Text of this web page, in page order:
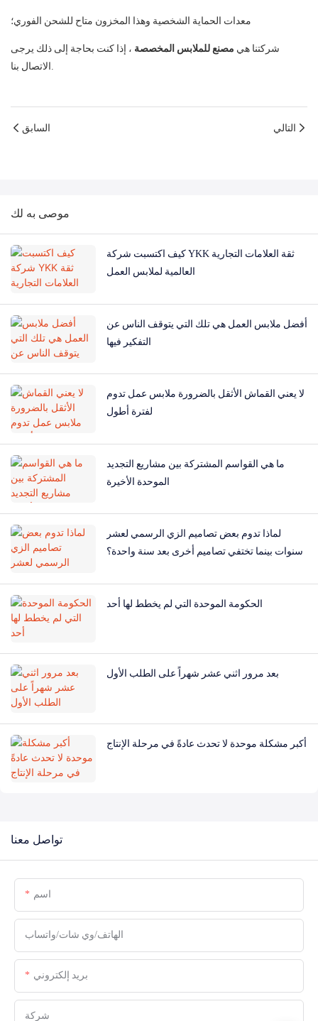
معدات الحماية الشخصية وهذا المخزون متاح للشحن الفوري؛
شركتنا هي مصنع للملابس المخصصة ، إذا كنت بحاجة إلى ذلك يرجى
الاتصال بنا.
السابق التالي
موصى به لك
كيف اكتسبت شركة YKK ثقة العلامات التجارية
العالمية لملابس العمل
أفضل ملابس العمل هي تلك التي يتوقف الناس عن
التفكير فيها
لا يعني القماش الأثقل بالضرورة ملابس عمل تدوم
لفترة أطول
ما هي القواسم المشتركة بين مشاريع التجديد
الموحدة الأخيرة
لماذا تدوم بعض تصاميم الزي الرسمي لعشر
سنوات بينما تختفي تصاميم أخرى بعد سنة واحدة؟
الحكومة الموحدة التي لم يخطط لها أحد
بعد مرور اثني عشر شهراً على الطلب الأول
أكبر مشكلة موحدة لا تحدث عادةً في مرحلة الإنتاج
تواصل معنا
اسم
الهاتف/وي شات/واتساب
بريد إلكتروني
شركة